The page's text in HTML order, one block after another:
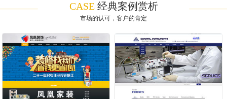
CASE经典案例赏析
市场的认可，客户的肯定